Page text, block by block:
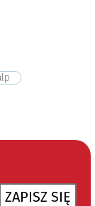
ZAPISZ SIĘ